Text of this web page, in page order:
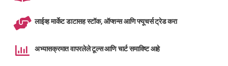
लाईव्ह मार्केट डाटासह स्टॉक, ऑप्शन्स आणि फ्यूचर्स ट्रेड करा
अभ्यासक्रमात वापरलेले टूल्स आणि चार्ट समाविष्ट आहे